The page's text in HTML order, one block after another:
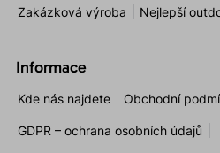
Zakázková výroba Nejlepší
Informace
Kde nás najdete Obchodní
GDPR – ochrana osobních údajů